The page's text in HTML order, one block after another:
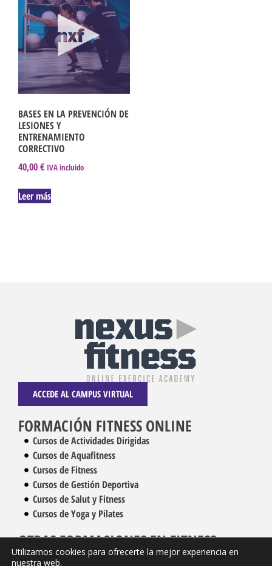
BASES EN LA PREVENCIÓN DE
LESIONES Y
ENTRENAMIENTO
CORRECTIVO
40,00€ IVA incluido
Leer más
ACCEDE AL CAMPUS VIRTUAL
FORMACIÓN FITNESS ONLINE
Cursos de Actividades Dirigidas
Cursos de Aquafitness
Cursos de Fitness
Cursos de Gestión Deportiva
Cursos de Salut y Fitness
Cursos de Yoga y Pilates
OTRAS FORMACIONES EN FITNESS
Formación Presencial
Utilizamos cookies para ofrecerte la mejor experiencia en
nuestra web.